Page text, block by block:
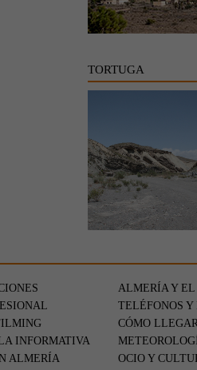
TORTUGA
INFORMATIVA
ALMERÍA
ALMERÍA Y EL
TELÉFONOS Y
CÓMO
OCIO Y